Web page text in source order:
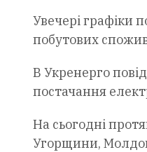
Увечері графіки
побутових
В Укренерго
постачання
На сьогодні
Угорщини,